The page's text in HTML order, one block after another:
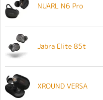
NUARL N6 Pro
Jabra Elite 85t
XROUND VERSA